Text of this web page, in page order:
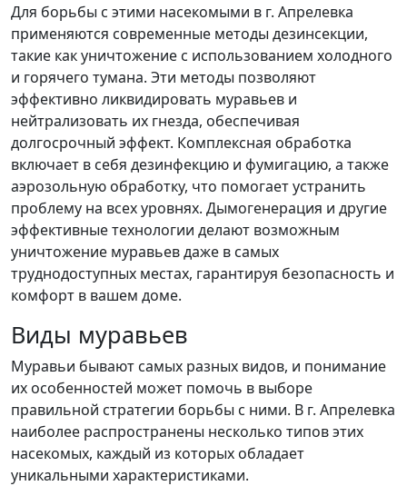
Для борьбы с этими насекомыми в г. Апрелевка
применяются современные методы дезинсекции,
такие как уничтожение с использованием холодного
и горячего тумана. Эти методы позволяют
эффективно ликвидировать муравьев и
нейтрализовать их гнезда, обеспечивая
долгосрочный эффект. Комплексная обработка
включает в себя дезинфекцию и фумигацию, а также
аэрозольную обработку, что помогает устранить
проблему на всех уровнях. Дымогенерация и другие
эффективные технологии делают возможным
уничтожение муравьев даже в самых
труднодоступных местах, гарантируя безопасность и
комфорт в вашем доме.
Виды муравьев
Муравьи бывают самых разных видов, и понимание
их особенностей может помочь в выборе
правильной стратегии борьбы с ними. В г. Апрелевка
наиболее распространены несколько типов этих
насекомых, каждый из которых обладает
уникальными характеристиками.